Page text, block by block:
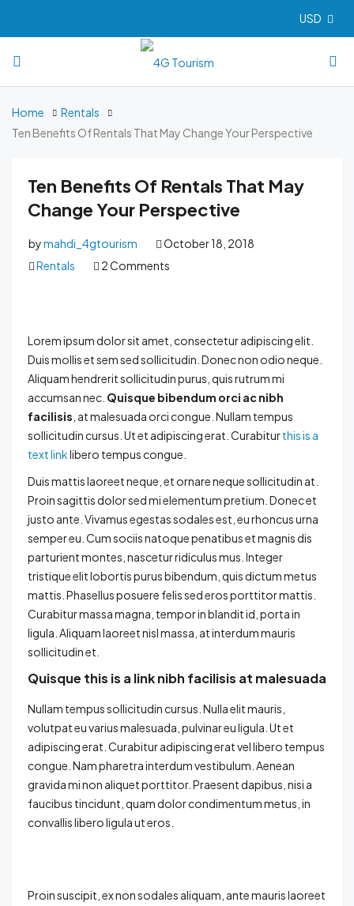
USD
Home
Rentals
Ten Benefits Of Rentals That May Change Your Perspective
Ten Benefits Of Rentals That May
Change Your Perspective
bymahdi_4gtourism
October 18, 2018
Rentals
2 Comments
Lorem ipsum dolor sit amet, consectetur adipiscing elit.
Duis mollis et sem sed sollicitudin. Donec non odio neque.
Aliquam hendrerit sollicitudin purus, quis rutrum mi
accumsan nec. Quisque bibendum orci ac nibh
facilisis , at malesuada orci congue. Nullam tempus
sollicitudin cursus. Ut et adipiscing erat. Curabiturthis is a
text linklibero tempus congue.
Duis mattis laoreet neque, et ornare neque sollicitudin at.
Proin sagittis dolor sed mi elementum pretium. Donec et
justo ante. Vivamus egestas sodales est, eu rhoncus urna
semper eu. Cum sociis natoque penatibus et magnis dis
parturient montes, nascetur ridiculus mus. Integer
tristique elit lobortis purus bibendum, quis dictum metus
mattis. Phasellus posuere felis sed eros porttitor mattis.
Curabitur massa magna, tempor in blandit id, porta in
ligula. Aliquam laoreet nisl massa, at interdum mauris
sollicitudin et.
Quisque this is a link nibh facilisis at malesuada
Nullam tempus sollicitudin cursus. Nulla elit mauris,
volutpat eu varius malesuada, pulvinar eu ligula. Ut et
adipiscing erat. Curabitur adipiscing erat vel libero tempus
congue. Nam pharetra interdum vestibulum. Aenean
gravida mi non aliquet porttitor. Praesent dapibus, nisi a
faucibus tincidunt, quam dolor condimentum metus, in
convallis libero ligula ut eros.
Proin suscipit, ex non sodales aliquam, ante mauris laoreet